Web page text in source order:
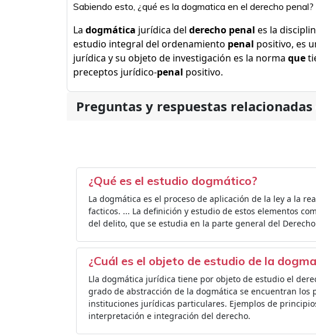
Sabiendo esto, ¿qué es la dogmatica en el derecho penal?
La dogmática jurídica del derecho penal es la
estudio integral del ordenamiento penal positivo, es
jurídica y su objeto de investigación es la norma que
preceptos jurídico-penal positivo.
Preguntas y respuestas
¿Qué es el estudio dogmático?
La dogmática es el proceso de aplicación de la ley a la
facticos. ... La definición y estudio de estos elementos
del delito, que se estudia en la parte general del
¿Cuál es el objeto de estudio de la
Lla dogmática jurídica tiene por objeto de estudio el
grado de abstracción de la dogmática se encuentran los
instituciones jurídicas particulares. Ejemplos de
interpretación e integración del derecho.